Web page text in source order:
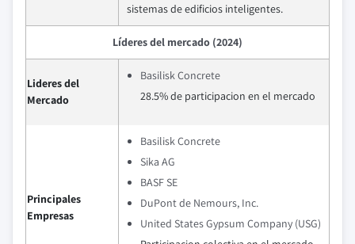
sistemas de edificios inteligentes.
Líderes del mercado (2024)
Lideres del
Mercado
Basilisk Concrete
28.5% de participacion en el mercado
Principales
Empresas
Basilisk Concrete
Sika AG
BASF SE
DuPont de Nemours, Inc.
United States Gypsum Company (USG)